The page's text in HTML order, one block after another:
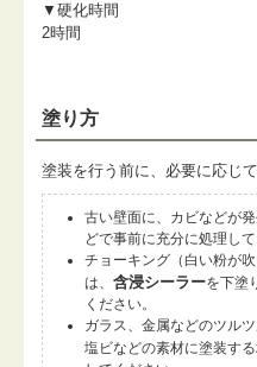
▼硬化時間
2時間
塗り方
塗装を行う前に、必要に応じ
古い壁面に、カビなどが
どで事前に充分に処理して
チョーキング（白い粉が
は、 含浸シーラーを下塗
ください。
ガラス、金属などのツル
塩ビなどの素材に塗装す